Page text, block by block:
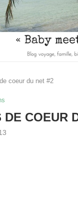
coeur du net #2
COEUR